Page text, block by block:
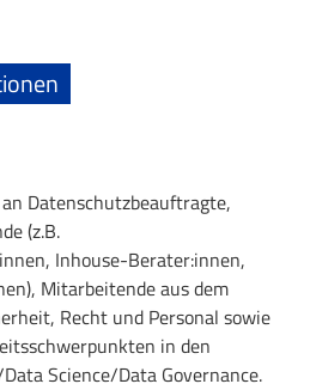
Datenschutzbeauftragte,
(z.B.
Inhouse-Berater:innen,
Mitarbeitende aus dem
Recht und Personal sowie
in den
Science/Data Governance.